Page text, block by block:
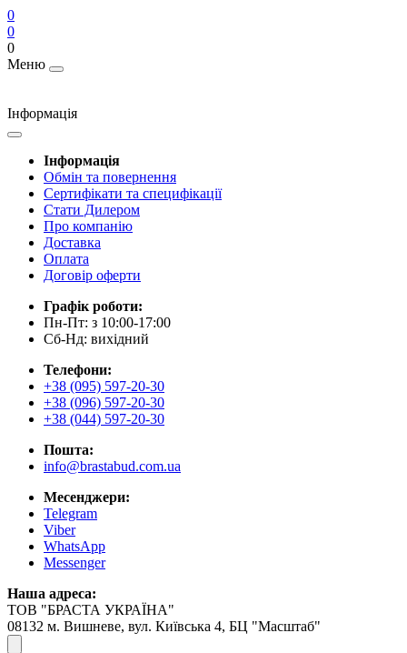
0
0
0
Меню
Інформація
Інформація
Обмін та повернення
Сертифікати та специфікації
Стати Дилером
Про компанію
Доставка
Оплата
Договір оферти
Графік роботи:
Пн-Пт: з 10:00-17:00
Сб-Нд: вихідний
Телефони:
+38 (095) 597-20-30
+38 (096) 597-20-30
+38 (044) 597-20-30
Пошта:
info@brastabud.com.ua
Месенджери:
Telegram
Viber
WhatsApp
Messenger
Наша адреса:
ТОВ "БРАСТА УКРАЇНА"
08132 м. Вишневе, вул. Київська 4, БЦ "Масштаб"